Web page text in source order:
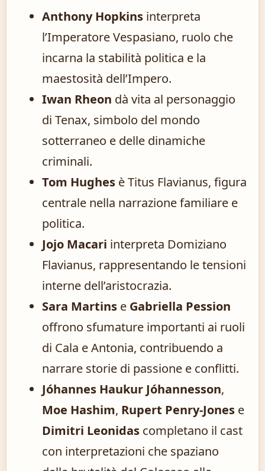
Anthony Hopkins interpreta
l’Imperatore Vespasiano, ruolo che
incarna la stabilità politica e la
maestosità dell’Impero.
Iwan Rheon dà vita al personaggio
di Tenax, simbolo del mondo
sotterraneo e delle dinamiche
criminali.
Tom Hughes è Titus Flavianus, figura
centrale nella narrazione familiare e
politica.
Jojo Macari interpreta Domiziano
Flavianus, rappresentando le tensioni
interne dell’aristocrazia.
Sara Martins e Gabriella Pession
offrono sfumature importanti ai ruoli
di Cala e Antonia, contribuendo a
narrare storie di passione e conflitti.
Jóhannes Haukur Jóhannesson,
Moe Hashim, Rupert Penry-Jones e
Dimitri Leonidas completano il cast
con interpretazioni che spaziano